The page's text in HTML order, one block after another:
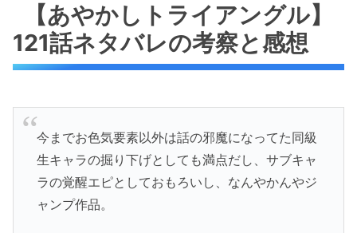
【あやかしトライアングル】
121話ネタバレの考察と感想
今までお色気要素以外は話の邪魔になってた同級
生キャラの掘り下げとしても満点だし、サブキャ
ラの覚醒エピとしておもろいし、なんやかんやジ
ャンプ作品。